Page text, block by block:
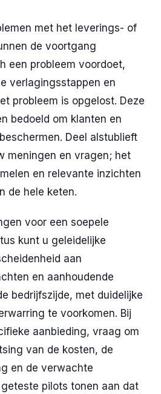
met het leverings- of
de voortgang
een probleem voordoet,
verlagingsstappen en
probleem is opgelost. Deze
bedoeld om klanten en
Deel alstublieft
meningen en vragen; het
en relevante inzichten
de hele keten.
voor een soepele
kunt u geleidelijke
aan
en aanhoudende
bedrijfszijde, met duidelijke
te voorkomen. Bij
aanbieding, vraag om
van de kosten, de
en de verwachte
pilots tonen aan dat